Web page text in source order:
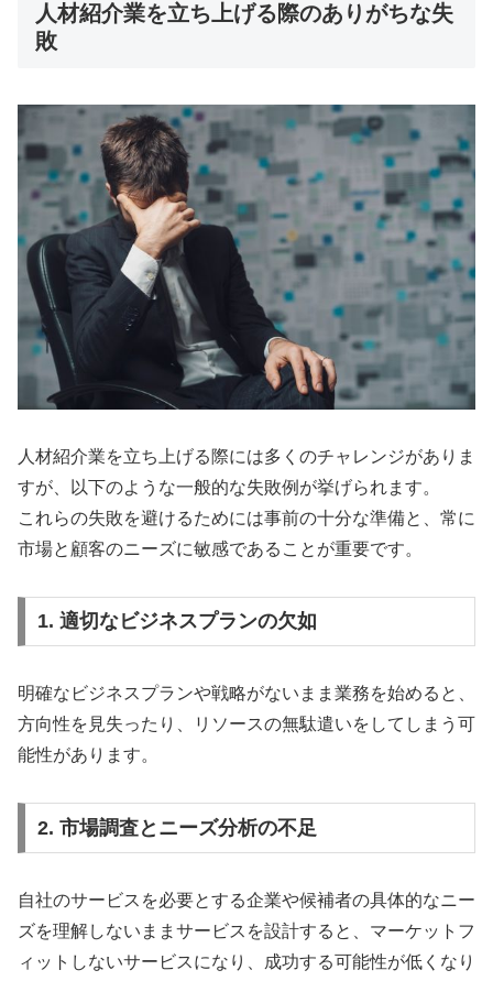
人材紹介業を立ち上げる際のありがちな失
敗
人材紹介業を立ち上げる際には多くのチャレンジがありま
すが、以下のような一般的な失敗例が挙げられます。
これらの失敗を避けるためには事前の十分な準備と、常に
市場と顧客のニーズに敏感であることが重要です。
1. 適切なビジネスプランの欠如
明確なビジネスプランや戦略がないまま業務を始めると、
方向性を見失ったり、リソースの無駄遣いをしてしまう可
能性があります。
2. 市場調査とニーズ分析の不足
自社のサービスを必要とする企業や候補者の具体的なニー
ズを理解しないままサービスを設計すると、マーケットフ
ィットしないサービスになり、成功する可能性が低くなり